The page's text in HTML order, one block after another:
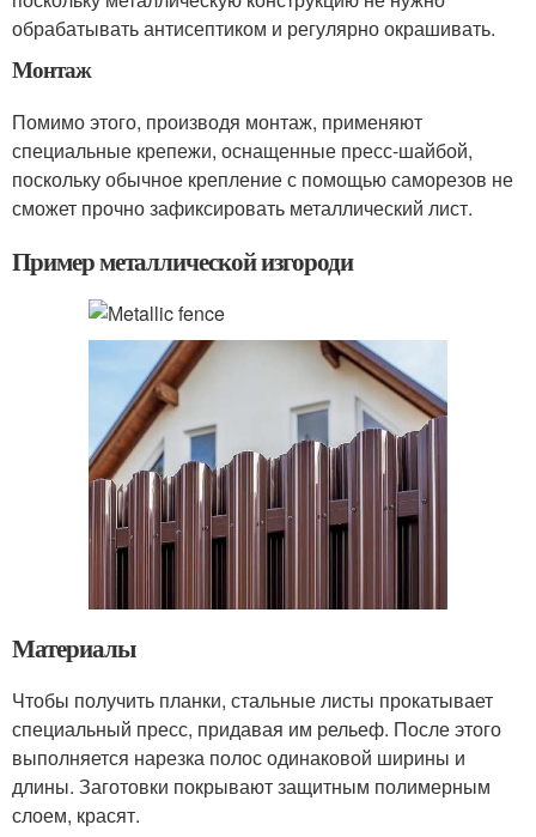
обрабатывать антисептиком и регулярно окрашивать.
Монтаж
Помимо этого, производя монтаж, применяют
специальные крепежи, оснащенные пресс-шайбой,
поскольку обычное крепление с помощью саморезов не
сможет прочно зафиксировать металлический лист.
Пример металлической изгороди
Материалы
Чтобы получить планки, стальные листы прокатывает
специальный пресс, придавая им рельеф. После этого
выполняется нарезка полос одинаковой ширины и
длины. Заготовки покрывают защитным полимерным
слоем, красят.